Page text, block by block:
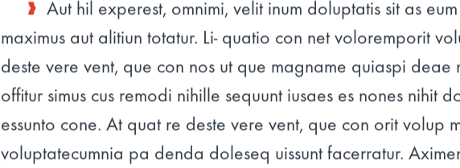
Aut hil experest, omnimi, velit inum doluptatis sit as
maximus aut alitiun totatur. Li- quatio con net voloremporit
deste vere vent, que con nos ut que magname quiaspi deae
offitur simus cus remodi nihille sequunt iusaes es nones nihit
essunto cone. At quat re deste vere vent, que con orit volup
voluptatecumnia pa denda doleseq uissunt facerratur.